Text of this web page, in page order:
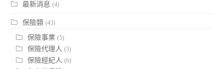
最新消息 (4)
保險類 (43)
保險事業 (5)
保險代理人 (5)
保險經紀人 (6)